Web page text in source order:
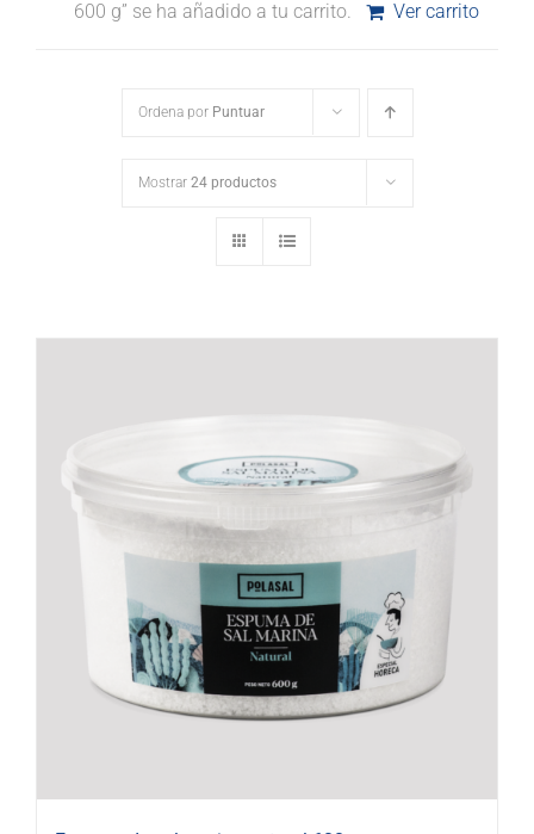
600 g” se ha añadido a tu carrito.
Ver carrito
Ordena por Puntuar
Mostrar 24 productos